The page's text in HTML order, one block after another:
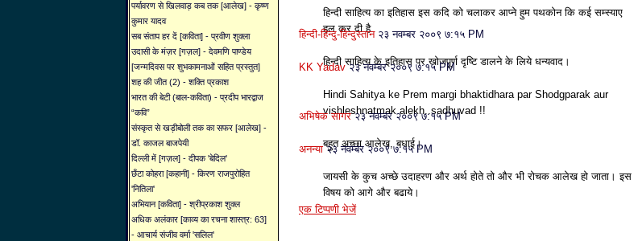
पर्यावरण से खिलवाड़ कब तक [आलेख] - कृष्ण
कुमार यादव
सब संताप हर दें [कविता] - प्रवीण शुक्ला
उदासी के मंज़र [गज़ल] - देवमणि पाण्डेय
[जन्मदिवस पर शुभकामनाओं सहित प्रस्तुत]
शह की जीत (2) - शक्ति प्रकाश
भारत की बेटी (बाल-कविता) - प्रदीप भारद्वाज
“कवि”
संस्कृत से खड़ीबोली तक का सफर [आलेख] -
डॉ. काजल बाजपेयी
दिल्ली में [गज़ल] - दीपक 'बेदिल'
छँटा कोहरा [कहानी] - किरण राजपुरोहित
'नितिला'
अभियान [कविता] - श्रीप्रकाश शुक्ल
अधिक अलंकार [काव्य का रचना शास्त्र: 63]
- आचार्य संजीव वर्मा 'सलिल'
हिन्दी साहित्य का इतिहास इस कदि को चलाकर आप्ने हुम पथकोन कि कई सम्स्याए
हल कर दी है
हिन्दी-हिन्दु-हिन्दुस्तान २३ नवम्बर २००९ ७:१५ PM
हिन्दी साहित्य के इतिहास पर खोजपूर्ण दृष्टि डालने के लिये धन्यवाद।
KK Yadav २३ नवम्बर २००९ ७:१५ PM
Hindi Sahitya ke Prem margi bhaktidhara par Shodgparak aur
vishleshnatmak alekh..sadhuvad !!
अभिषेक सागर २३ नवम्बर २००९ ७:१५ PM
बहुत अच्छा आलेख, बधाई।
अनन्या २३ नवम्बर २००९ ७:१५ PM
जायसी के कुच अच्छे उदाहरण और अर्थ होते तो और भी रोचक आलेख हो जाता। इस
विषय को आगे और बढाये।
एक टिप्पणी भेजें